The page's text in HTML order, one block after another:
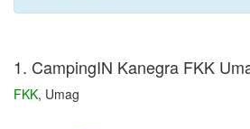
1. CampingIN Kanegra FKK
FKK, Umag